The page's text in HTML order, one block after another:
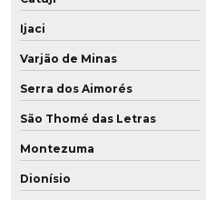
Ijaci
Varjão de Minas
Serra dos Aimorés
São Thomé das Letras
Montezuma
Dionísio